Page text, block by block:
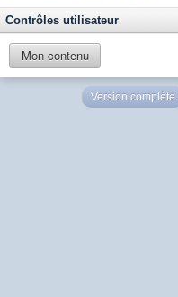
Contrôles utilisateur
Mon contenu
Version complète